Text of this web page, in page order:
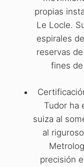
propias
Le Locle.
espirales
reservas
fines
Tudor ha
suiza al
al
precisión